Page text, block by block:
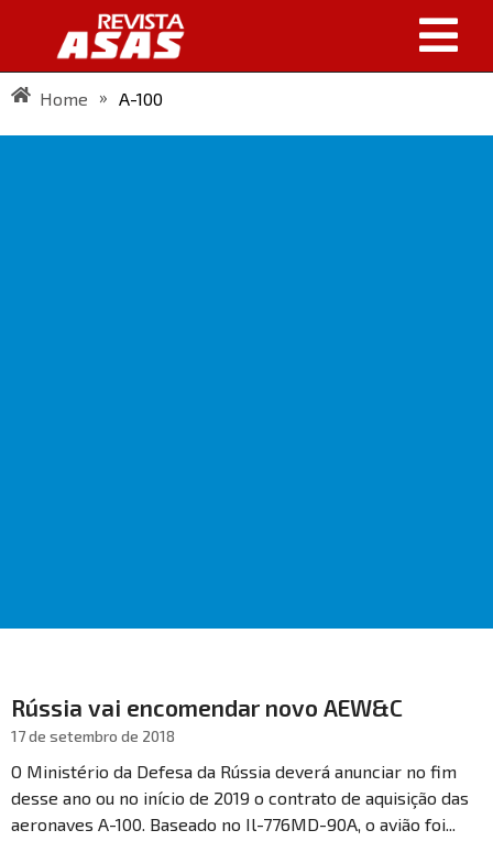
Home » A-100
Rússia vai encomendar novo AEW&C
17 de setembro de 2018
O Ministério da Defesa da Rússia deverá anunciar no fim
desse ano ou no início de 2019 o contrato de aquisição das
aeronaves A-100. Baseado no Il-776MD-90A, o avião foi...